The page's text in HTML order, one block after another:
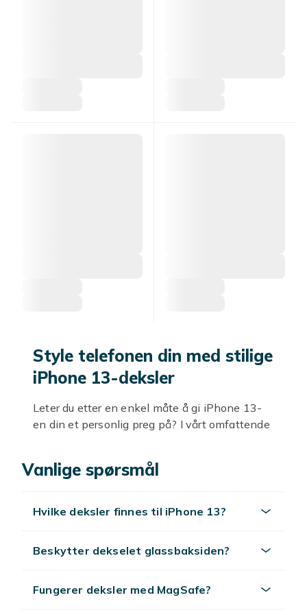
Style telefonen din med stilige
iPhone 13-deksler
Leter du etter en enkel måte å gi iPhone 13-
en din et personlig preg på? I vårt omfattende
enheten din skiller seg ut fra mengden. Tenk
som du viser frem stilen din – det er akkurat
Enten du leter etter noe klassisk og stilig eller
på å finne det perfekte dekselet hos oss.
Produktene i vårt sortiment inkluderer alt fra
Vanlige spørsmål
Hvilke deksler finnes til iPhone 13?
Beskytter dekselet glassbaksiden?
Fungerer deksler med MagSafe?